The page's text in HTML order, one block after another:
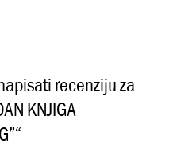
recenziju za
KNJIGA